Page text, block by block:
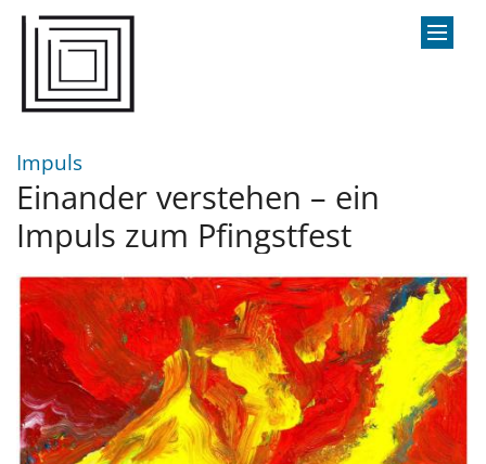
Zum Inhalt springen
Impuls:
Einander verstehen – ein
Impuls zum Pfingstfest